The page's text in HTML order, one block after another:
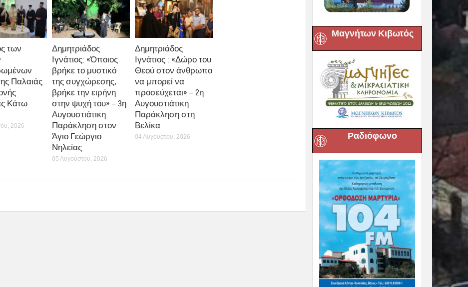
των
Παλαιάς
Κάτω
2026
Δημητριάδος
Ιγνάτιος: «Όποιος
βρήκε το μυστικό
της συγχώρεσης,
βρήκε την ειρήνη
στην ψυχή του» – 3η
Αυγουστιάτικη
Παράκληση στον
Άγιο Γεώργιο
Νηλείας
05 Αυγούστου, 2026
Δημητριάδος
Ιγνάτιος : «Δώρο του
Θεού στον άνθρωπο
να μπορεί να
προσεύχεται» – 2η
Αυγουστιάτικη
Παράκληση στη
Βελίκα
04 Αυγούστου, 2026
Μαγνήτων Κιβωτός
Ραδιόφωνο